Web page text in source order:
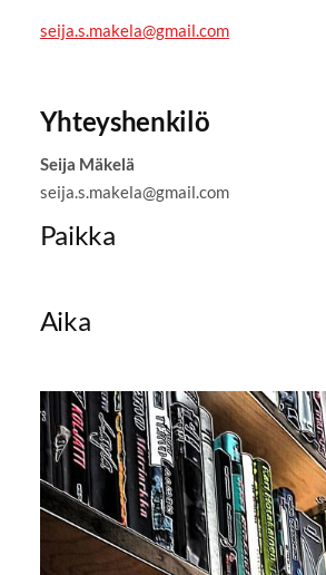
seija.s.makela@gmail.com
Yhteyshenkilö
Seija Mäkelä
seija.s.makela@gmail.com
Paikka
Aika